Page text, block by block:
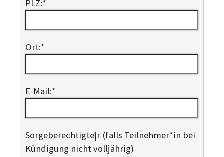
PLZ:*
Ort:*
E-Mail:*
Sorge­berechtigte|r (falls Teilnehmer*in bei
Kündigung nicht volljährig)